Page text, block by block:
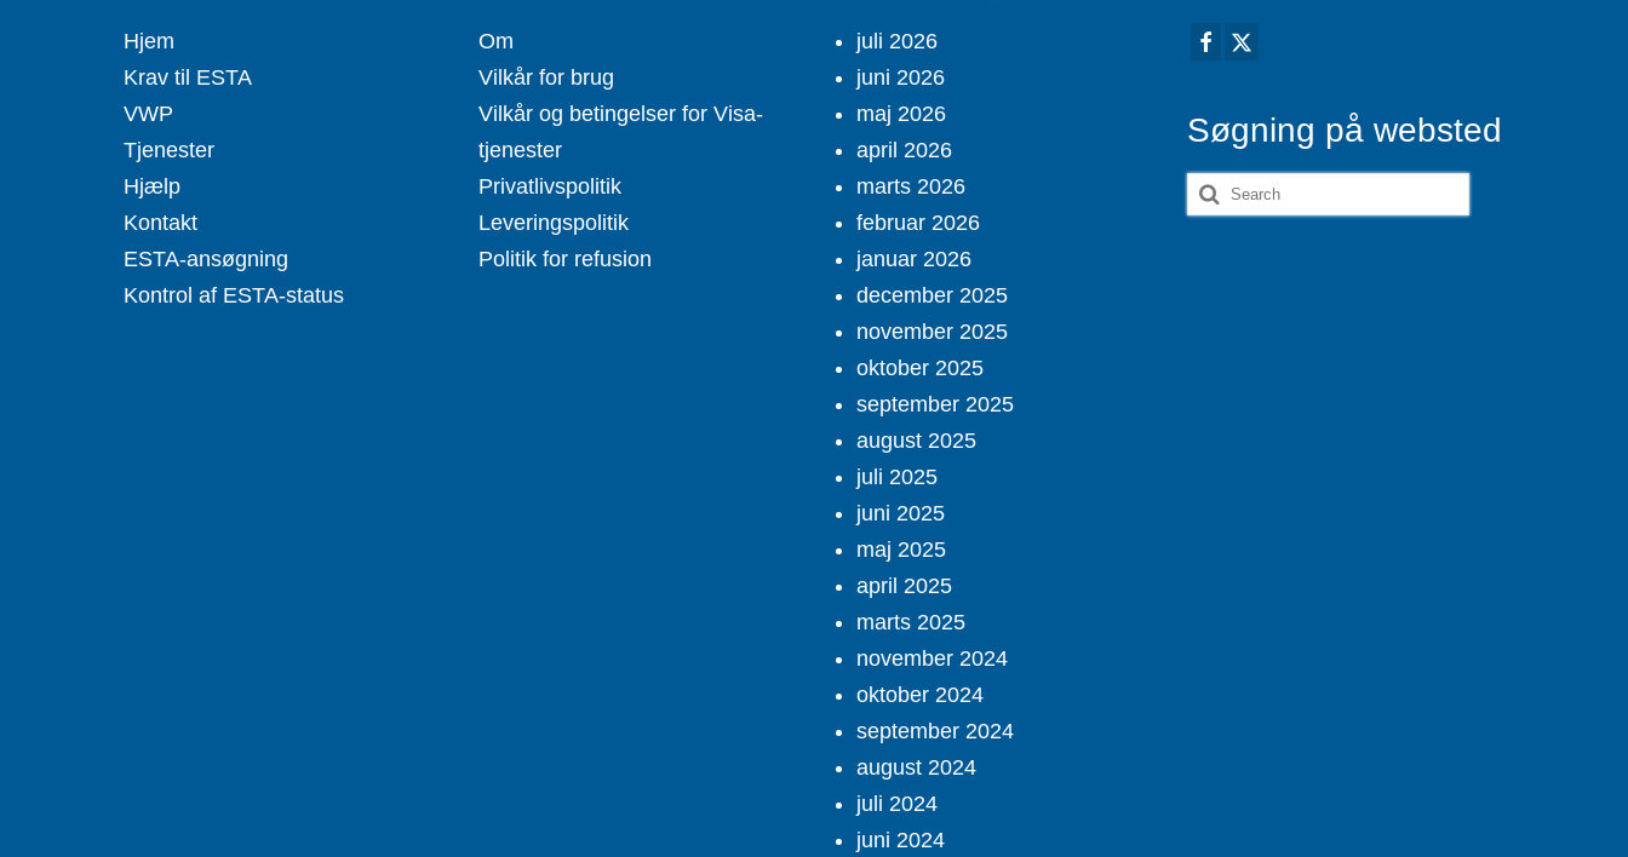
Hjem
Krav til ESTA
VWP
Tjenester
Hjælp
Kontakt
ESTA-ansøgning
Kontrol af ESTA-status
Om
Vilkår for brug
Vilkår og betingelser for Visa-
tjenester
Privatlivspolitik
Leveringspolitik
Politik for refusion
juli 2026
juni 2026
maj 2026
april 2026
marts 2026
februar 2026
januar 2026
december 2025
november 2025
oktober 2025
september 2025
august 2025
juli 2025
juni 2025
maj 2025
april 2025
marts 2025
november 2024
oktober 2024
september 2024
august 2024
juli 2024
juni 2024
Søgning på websted
Search